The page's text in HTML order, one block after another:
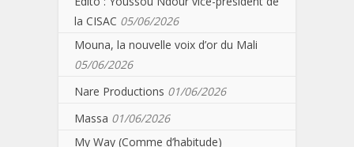
la CISAC 05/06/2026
Mouna, la nouvelle voix d’or du Mali
05/06/2026
Nare Productions 01/06/2026
Massa 01/06/2026
My Way (Comme d’habitude)